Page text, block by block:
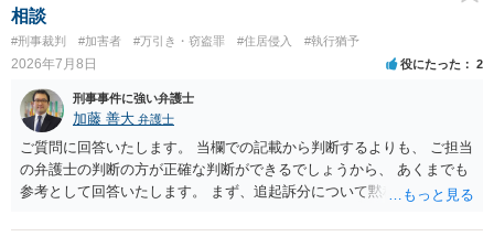
相談
#刑事裁判 #加害者 #万引き・窃盗罪 #住居侵入 #執行猶予
2026年7月8日 役にたった 2
刑事事件に強い弁護士
加藤 善大 弁護士
ご質問に回答いたします。 当欄での記載から判断するよりも、 ご担当
の弁護士の判断の方が正確な判断ができるでしょうから、 あくまでも
参考として回答いたします。 まず、追起訴分について黙秘しているこ
らはわかりませんが、 いずれにしましても、検察官の求刑が執行猶予